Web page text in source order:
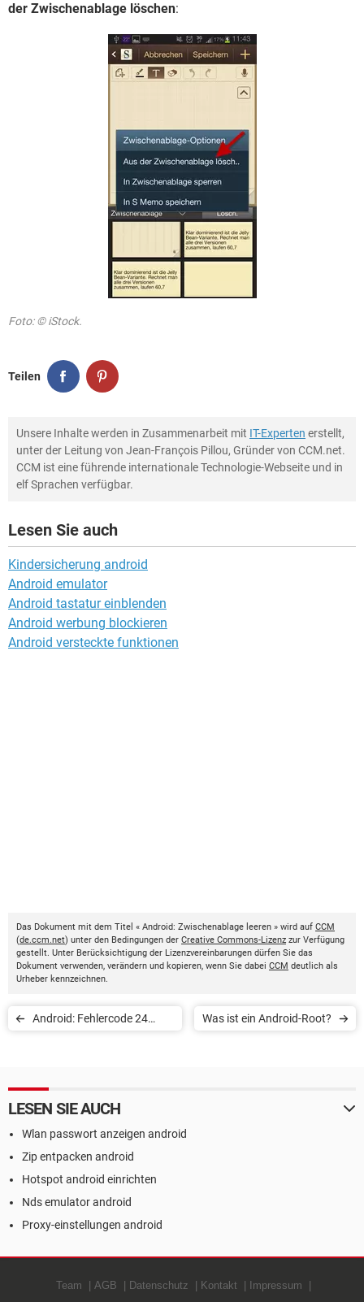
der Zwischenablage löschen:
Foto: © iStock.
Teilen
Unsere Inhalte werden in Zusammenarbeit mit IT-Experten erstellt,
unter der Leitung von Jean-François Pillou, Gründer von CCM.net.
CCM ist eine führende internationale Technologie-Webseite und in
elf Sprachen verfügbar.
Lesen Sie auch
Kindersicherung android
Android emulator
Android tastatur einblenden
Android werbung blockieren
Android versteckte funktionen
Das Dokument mit dem Titel « Android: Zwischenablage leeren » wird auf CCM
(de.ccm.net) unter den Bedingungen der Creative Commons-Lizenz zur Verfügung
gestellt. Unter Berücksichtigung der Lizenzvereinbarungen dürfen Sie das
Dokument verwenden, verändern und kopieren, wenn Sie dabei CCM deutlich als
Urheber kennzeichnen.
Android: Fehlercode 24
Was ist ein Android-Root?
LESEN SIE AUCH
Wlan passwort anzeigen android
Zip entpacken android
Hotspot android einrichten
Nds emulator android
Proxy-einstellungen android
Team AGB Datenschutz Kontakt
Impressum